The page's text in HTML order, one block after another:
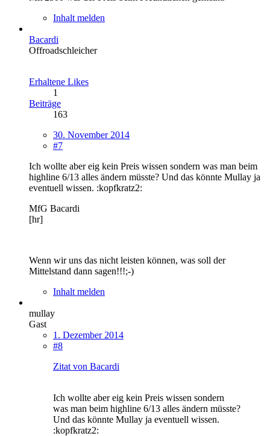
Inhalt melden
Bacardi
Offroadschleicher
Erhaltene Likes
1
Beiträge
163
30. November 2014
#7
Ich wollte aber eig kein Preis wissen sondern was man beim
highline 6/13 alles ändern müsste? Und das könnte Mullay ja
eventuell wissen. :kopfkratz2:
MfG Bacardi
[hr]
Wenn wir uns das nicht leisten können, was soll der
Mittelstand dann sagen!!!;-)
Inhalt melden
mullay
Gast
1. Dezember 2014
#8
Zitat von Bacardi
Ich wollte aber eig kein Preis wissen sondern
was man beim highline 6/13 alles ändern müsste?
Und das könnte Mullay ja eventuell wissen.
:kopfkratz2: